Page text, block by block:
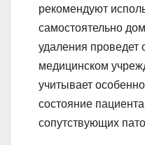
рекомендуют
самостоятельно
удаления проведет
медицинском
учитывает
состояние
сопутствующих